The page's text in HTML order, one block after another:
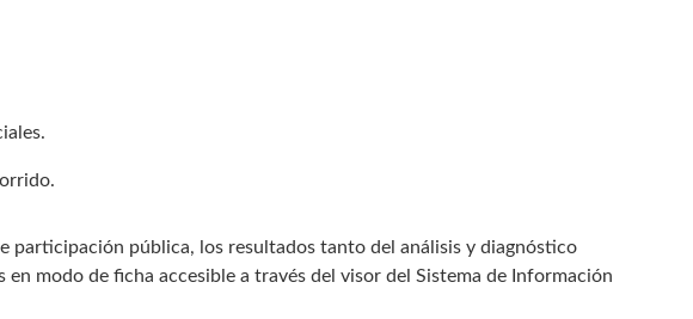
participación pública, los resultados tanto del análisis y diagnóstico
modo de ficha accesible a través del visor del Sistema de Información